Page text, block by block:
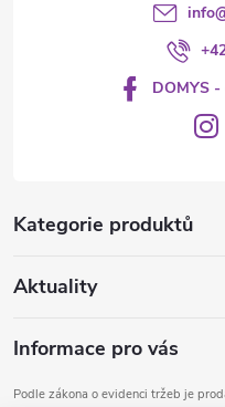
Kategorie produktů
Aktuality
Informace pro vás
Podle zákona o evidenci tržeb je
info
DOMYS